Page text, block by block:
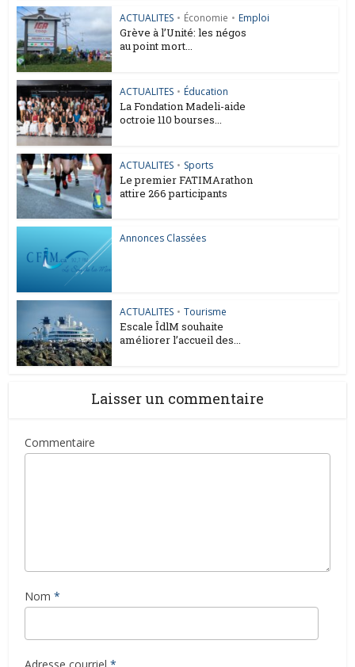
ACTUALITES • Économie • Emploi
Grève à l’Unité: les négos
au point mort...
ACTUALITES • Éducation
La Fondation Madeli-aide
octroie 110 bourses...
ACTUALITES • Sports
Le premier FATIMArathon
attire 266 participants
Annonces Classées
ACTUALITES • Tourisme
Escale ÎdlM souhaite
améliorer l’accueil des...
Laisser un commentaire
Commentaire
Nom *